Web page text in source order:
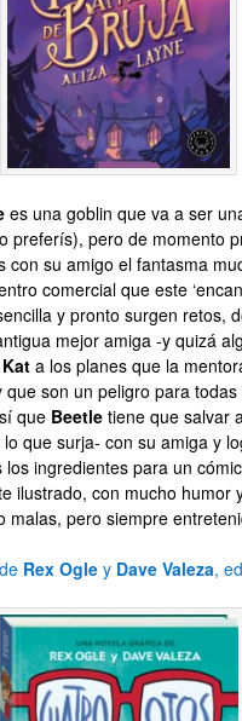
es una goblin que va a ser
preferís), pero de momento
con su amigo el fantasma
comercial que este
y pronto surgen retos,
mejor amiga -y quizá
Kat a los planes que la
que son un peligro para
que Beetle tiene que salvar
que surja- con su amiga y
los ingredientes para un cómic
ilustrado, con mucho humor
malas, pero siempre
de Rex Ogle y Dave Valeza,